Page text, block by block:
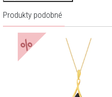
Produkty podobné
%